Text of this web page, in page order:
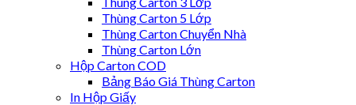
Thùng Carton 5 Lớp
Thùng Carton Chuyển Nhà
Thùng Carton Lớn
Hộp Carton COD
Bảng Báo Giá Thùng Carton
In Hộp Giấy